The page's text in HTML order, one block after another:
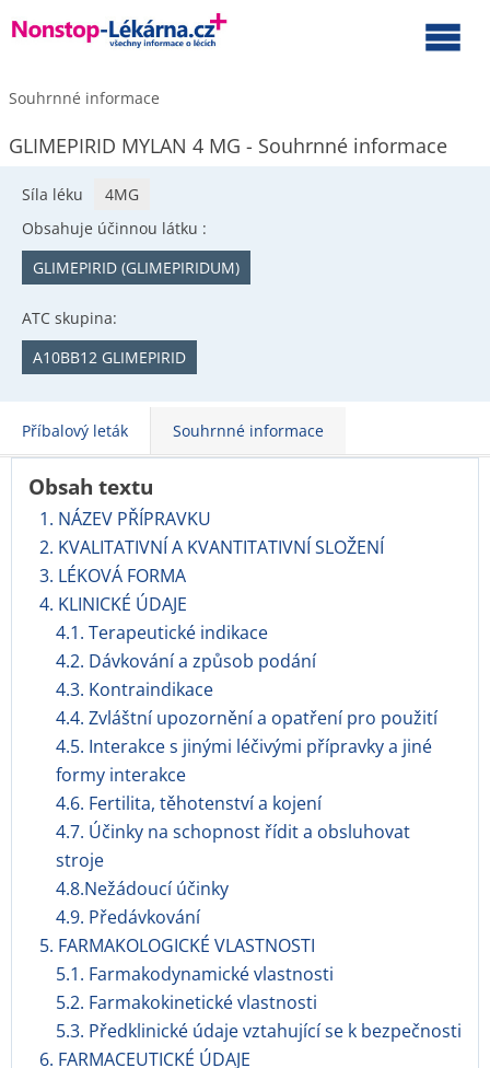
Souhrnné informace
GLIMEPIRID MYLAN 4 MG - Souhrnné informace
Síla léku
4MG
Obsahuje účinnou látku :
GLIMEPIRID (GLIMEPIRIDUM)
ATC skupina:
A10BB12 GLIMEPIRID
Příbalový leták Souhrnné informace
Obsah textu
1. NÁZEV PŘÍPRAVKU
2. KVALITATIVNÍ A KVANTITATIVNÍ SLOŽENÍ
3. LÉKOVÁ FORMA
4. KLINICKÉ ÚDAJE
4.1. Terapeutické indikace
4.2. Dávkování a způsob podání
4.3. Kontraindikace
4.4. Zvláštní upozornění a opatření pro použití
4.5. Interakce s jinými léčivými přípravky a jiné
formy interakce
4.6. Fertilita, těhotenství a kojení
4.7. Účinky na schopnost řídit a obsluhovat
stroje
4.8.Nežádoucí účinky
4.9. Předávkování
5. FARMAKOLOGICKÉ VLASTNOSTI
5.1. Farmakodynamické vlastnosti
5.2. Farmakokinetické vlastnosti
5.3. Předklinické údaje vztahující se k bezpečnosti
6. FARMACEUTICKÉ ÚDAJE